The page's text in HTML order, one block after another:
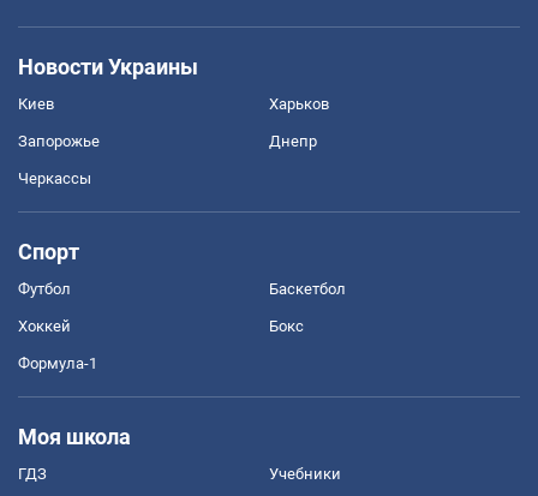
Новости Украины
Киев Харьков
Запорожье Днепр
Черкассы
Спорт
Футбол Баскетбол
Хоккей Бокс
Формула-1
Моя школа
ГДЗ Учебники